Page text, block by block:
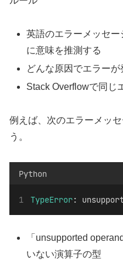
英語のエラーメッセ
に意味を推測する
どんな原因でエラー
Stack Overflowで同じ
例えば、次のエラーメッ
う。
Python
TypeError:
「unsupported
いない演算子の型